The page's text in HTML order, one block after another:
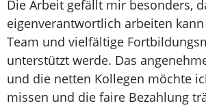
Die Arbeit gefällt mir besonders,
eigenverantwortlich arbeiten
Team und vielfältige
unterstützt werde. Das
und die netten Kollegen möchte
missen und die faire Bezahlung